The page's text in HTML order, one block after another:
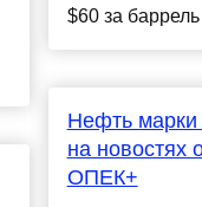
$60 за
Нефть марки
на новостях
ОПЕК+